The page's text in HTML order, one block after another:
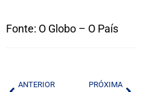
Fonte: O Globo – O País
ANTERIOR
PRÓXIMA